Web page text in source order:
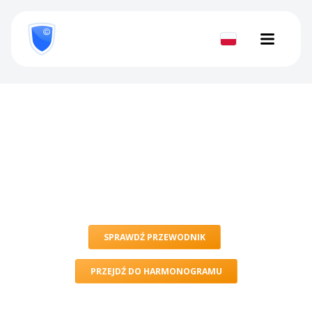
800
777-
81-Sprawdź
SPRAWDŹ PRZEWODNIK
PRZEJDŹ DO HARMONOGRAMU